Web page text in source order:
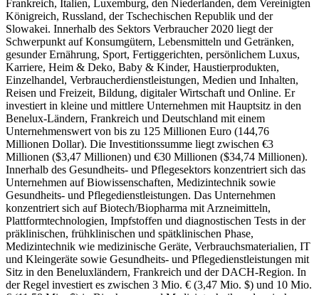
Frankreich, Italien, Luxemburg, den Niederlanden, dem Vereinigten
Königreich, Russland, der Tschechischen Republik und der
Slowakei. Innerhalb des Sektors Verbraucher 2020 liegt der
Schwerpunkt auf Konsumgütern, Lebensmitteln und Getränken,
gesunder Ernährung, Sport, Fertiggerichten, persönlichem Luxus,
Karriere, Heim & Deko, Baby & Kinder, Haustierprodukten,
Einzelhandel, Verbraucherdienstleistungen, Medien und Inhalten,
Reisen und Freizeit, Bildung, digitaler Wirtschaft und Online. Er
investiert in kleine und mittlere Unternehmen mit Hauptsitz in den
Benelux-Ländern, Frankreich und Deutschland mit einem
Unternehmenswert von bis zu 125 Millionen Euro (144,76
Millionen Dollar). Die Investitionssumme liegt zwischen €3
Millionen ($3,47 Millionen) und €30 Millionen ($34,74 Millionen).
Innerhalb des Gesundheits- und Pflegesektors konzentriert sich das
Unternehmen auf Biowissenschaften, Medizintechnik sowie
Gesundheits- und Pflegedienstleistungen. Das Unternehmen
konzentriert sich auf Biotech/Biopharma mit Arzneimitteln,
Plattformtechnologien, Impfstoffen und diagnostischen Tests in der
präklinischen, frühklinischen und spätklinischen Phase,
Medizintechnik wie medizinische Geräte, Verbrauchsmaterialien, IT
und Kleingeräte sowie Gesundheits- und Pflegedienstleistungen mit
Sitz in den Beneluxländern, Frankreich und der DACH-Region. In
der Regel investiert es zwischen 3 Mio. € (3,47 Mio. $) und 10 Mio.